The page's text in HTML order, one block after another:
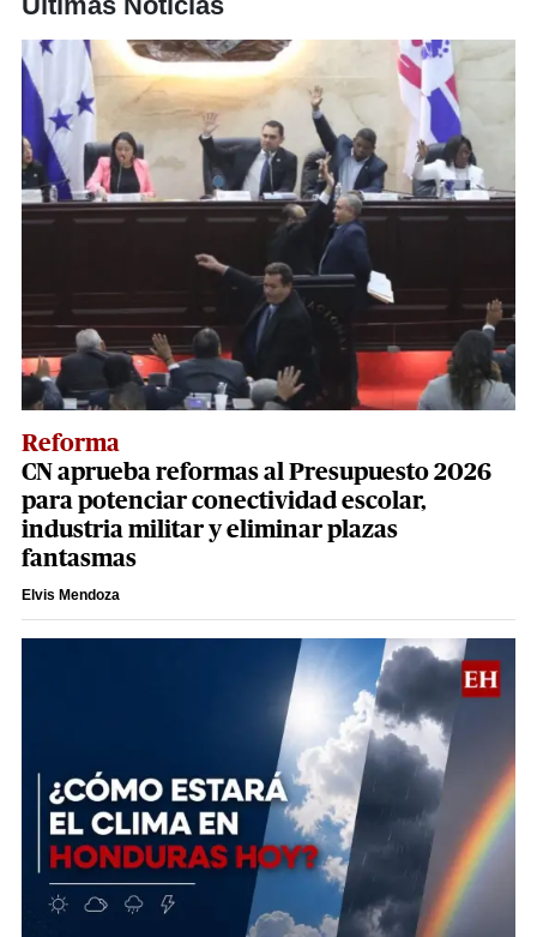
Reforma
CN aprueba reformas al Presupuesto 2026
para potenciar conectividad escolar,
industria militar y eliminar plazas
fantasmas
Elvis Mendoza